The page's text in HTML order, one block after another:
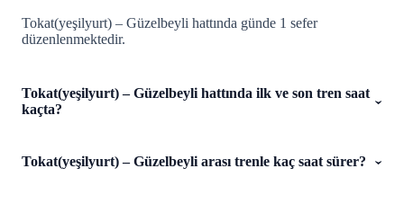
Tokat(yeşilyurt) – Güzelbeyli hattında günde 1 sefer
düzenlenmektedir.
Tokat(yeşilyurt) – Güzelbeyli hattında ilk ve son tren saat
kaçta?
Tokat(yeşilyurt) – Güzelbeyli arası trenle kaç saat sürer?